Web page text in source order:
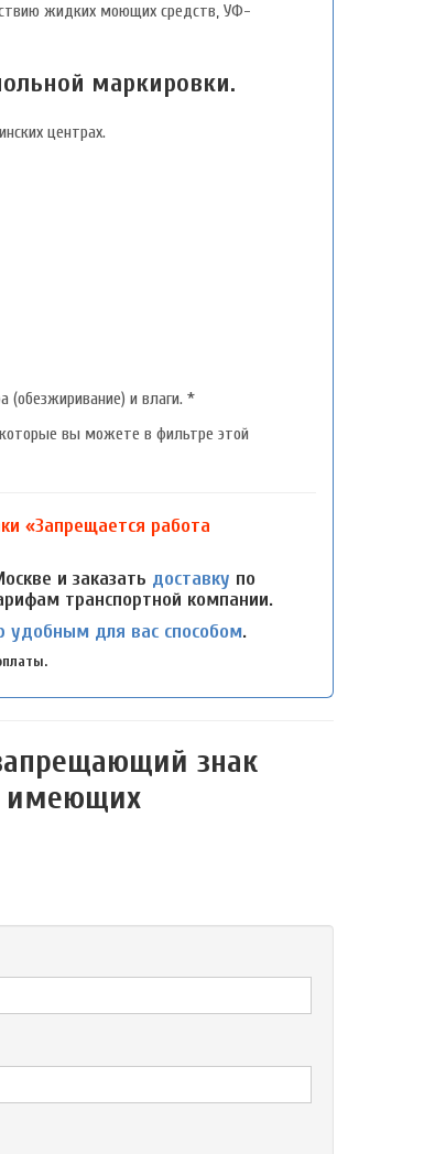
жидких моющих средств, УФ-
маркировки.
центрах.
и влаги. *
вы можете в фильтре этой
«Запрещается работа
и заказать доставку по
транспортной компании.
удобным для вас способом.
знак
имеющих